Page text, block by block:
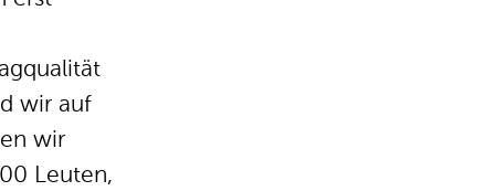
wir auf
wir
Leuten,